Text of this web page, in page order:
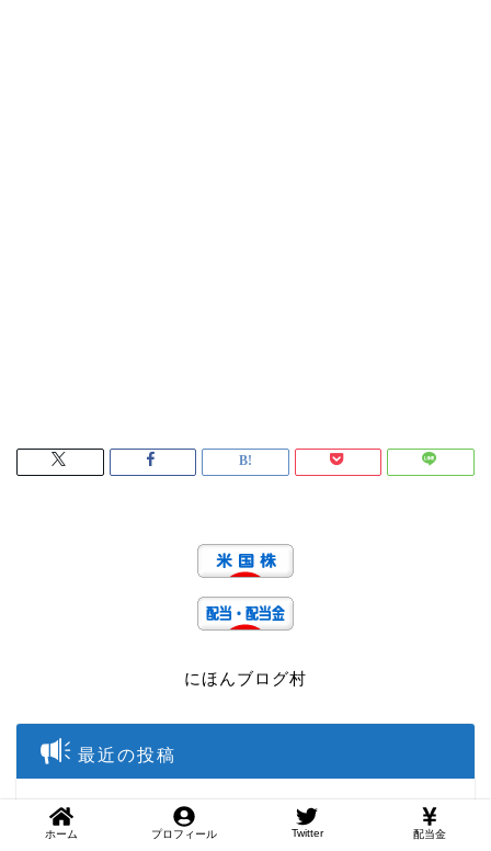
にほんブログ村
最近の投稿
【2026年7月】受取配当金公開
ホーム プロフィール Twitter 配当金